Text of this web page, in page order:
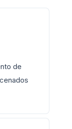
de